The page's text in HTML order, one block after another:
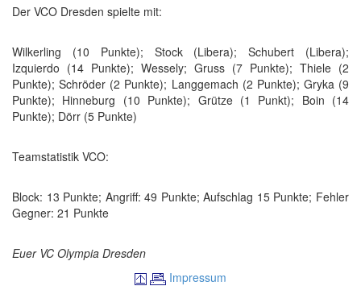
Der VCO Dresden spielte mit:
Wilkerling (10 Punkte); Stock (Libera); Schubert (Libera);
Izquierdo (14 Punkte); Wessely; Gruss (7 Punkte); Thiele (2
Punkte); Schröder (2 Punkte); Langgemach (2 Punkte); Gryka (9
Punkte); Hinneburg (10 Punkte); Grütze (1 Punkt); Boin (14
Punkte); Dörr (5 Punkte)
Teamstatistik VCO:
Block: 13 Punkte; Angriff: 49 Punkte; Aufschlag 15 Punkte; Fehler
Gegner: 21 Punkte
Euer VC Olympia Dresden
Impressum